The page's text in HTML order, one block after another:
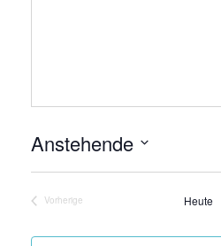
Anstehende
Vorherige
Heute